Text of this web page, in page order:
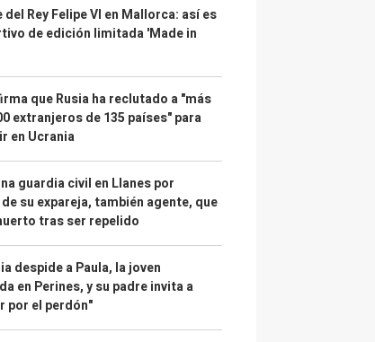
del Rey Felipe VI en Mallorca: así es
de edición limitada 'Made in
que Rusia ha reclutado a "más
extranjeros de 135 países" para
en Ucrania
guardia civil en Llanes por
su expareja, también agente, que
tras ser repelido
despide a Paula, la joven
en Perines, y su padre invita a
por el perdón"